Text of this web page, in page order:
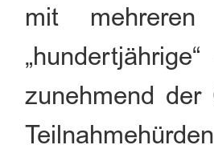
mit
zunehmend